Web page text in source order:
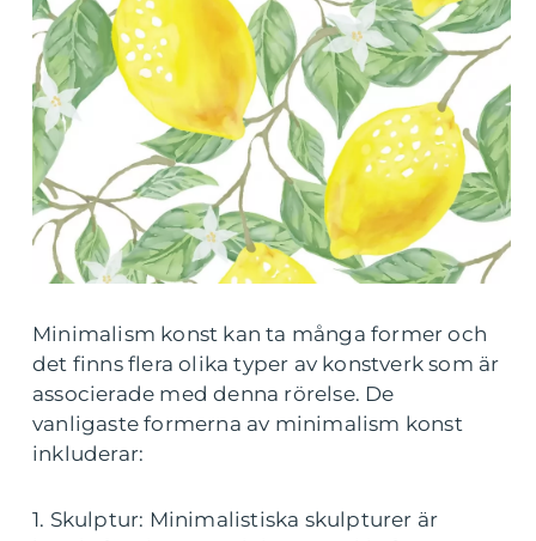
Minimalism konst kan ta många former och
det finns flera olika typer av konstverk som är
associerade med denna rörelse. De
vanligaste formerna av minimalism konst
inkluderar:
1. Skulptur: Minimalistiska skulpturer är